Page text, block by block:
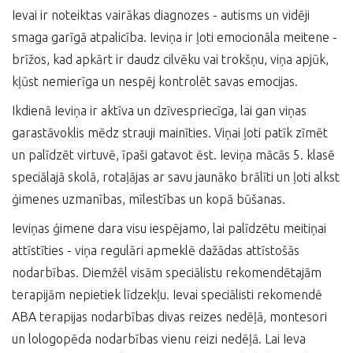
Ievai ir noteiktas vairākas diagnozes - autisms un vidēji
smaga garīgā atpalicība. Ieviņa ir ļoti emocionāla meitene -
brīžos, kad apkārt ir daudz cilvēku vai trokšņu, viņa apjūk,
kļūst nemierīga un nespēj kontrolēt savas emocijas.
Ikdienā Ieviņa ir aktīva un dzīvespriecīga, lai gan viņas
garastāvoklis mēdz strauji mainīties. Viņai ļoti patīk zīmēt
un palīdzēt virtuvē, īpaši gatavot ēst. Ieviņa mācās 5. klasē
speciālajā skolā, rotaļājas ar savu jaunāko brālīti un ļoti alkst
ģimenes uzmanības, mīlestības un kopā būšanas.
Ieviņas ģimene dara visu iespējamo, lai palīdzētu meitiņai
attīstīties - viņa regulāri apmeklē dažādas attīstošās
nodarbības. Diemžēl visām speciālistu rekomendētajām
terapijām nepietiek līdzekļu. Ievai speciālisti rekomendē
ABA terapijas nodarbības divas reizes nedēļā, montesori
un lologopēda nodarbības vienu reizi nedēļā. Lai Ieva